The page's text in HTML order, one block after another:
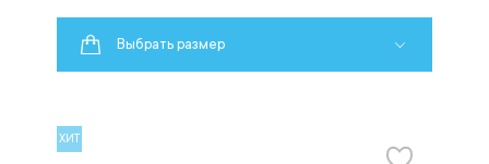
Выбрать размер
ХИТ